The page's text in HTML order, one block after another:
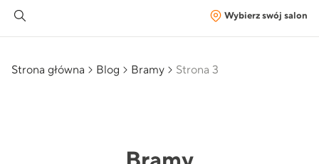
Wybierz swój salon
Strona główna Blog Bramy Strona 3